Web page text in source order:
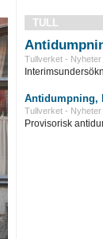
TULL
Tullverket -
Antidumpning,
Tullverket -
Provisorisk